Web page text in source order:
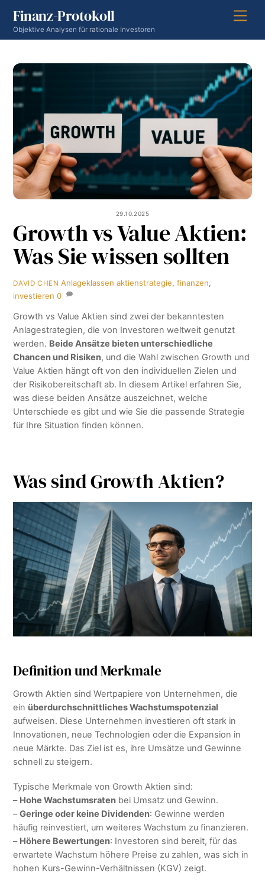
content
Finanz-Protokoll
Objektive Analysen für rationale Investoren
29.10.2025
Growth vs Value Aktien:
Was Sie wissen sollten
DAVID CHEN Anlageklassen aktienstrategie,finanzen,
investieren 0
Growth vs Value Aktien sind zwei der bekanntesten
Anlagestrategien, die von Investoren weltweit genutzt
werden. Beide Ansätze bieten unterschiedliche
Chancen und Risiken, und die Wahl zwischen Growth und
Value Aktien hängt oft von den individuellen Zielen und
der Risikobereitschaft ab. In diesem Artikel erfahren Sie,
was diese beiden Ansätze auszeichnet, welche
Unterschiede es gibt und wie Sie die passende Strategie
für Ihre Situation finden können.
Was sind Growth Aktien?
Definition und Merkmale
Growth Aktien sind Wertpapiere von Unternehmen, die
ein überdurchschnittliches Wachstumspotenzial
aufweisen. Diese Unternehmen investieren oft stark in
Innovationen, neue Technologien oder die Expansion in
neue Märkte. Das Ziel ist es, ihre Umsätze und Gewinne
schnell zu steigern.
Typische Merkmale von Growth Aktien sind:
– Hohe Wachstumsraten bei Umsatz und Gewinn.
–Geringe oder keine Dividenden: Gewinne werden
häufig reinvestiert, um weiteres Wachstum zu finanzieren.
– Höhere Bewertungen: Investoren sind bereit, für das
erwartete Wachstum höhere Preise zu zahlen, was sich in
hohen Kurs-Gewinn-Verhältnissen (KGV) zeigt.